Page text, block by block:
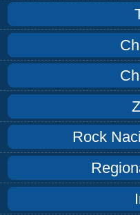
Rock